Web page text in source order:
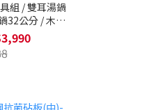
耳湯鍋
電磁爐可用)